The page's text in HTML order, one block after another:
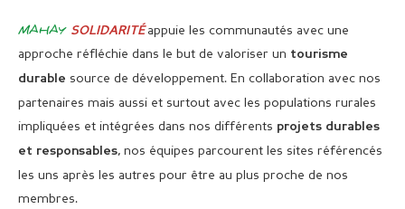
MAHAY SOLIDARITÉappuie les communautés avec une
approche réfléchie dans le but de valoriser un tourisme
durable source de développement. En collaboration avec nos
partenaires mais aussi et surtout avec les populations rurales
impliquées et intégrées dans nos différents projets durables
et responsables, nos équipes parcourent les sites référencés
les uns après les autres pour être au plus proche de nos
membres.